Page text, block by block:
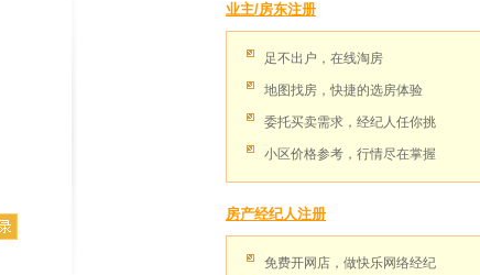
业主/房东注册
足不出户，在线淘房
地图找房，快捷的选房体验
委托买卖需求，经纪人任你挑
小区价格参考，行情尽在掌握
房产经纪人注册
免费开网店，做快乐网络经纪